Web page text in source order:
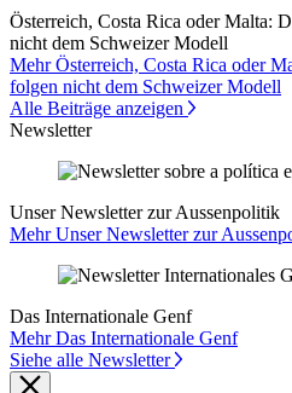
Österreich, Costa Rica oder Malta:
nicht dem Schweizer Modell
Mehr Österreich, Costa Rica oder
folgen nicht dem Schweizer Modell
Alle Beiträge anzeigen
Newsletter
Unser Newsletter zur Aussenpolitik
Mehr Unser Newsletter zur
Das Internationale Genf
Mehr Das Internationale Genf
Siehe alle Newsletter